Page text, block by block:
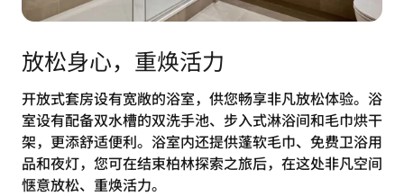
放松身心，重焕活力
开放式套房设有宽敞的浴室，供您畅享非凡放松体验。浴
室设有配备双水槽的双洗手池、步入式淋浴间和毛巾烘干
架，更添舒适便利。浴室内还提供蓬软毛巾、免费卫浴用
品和夜灯，您可在结束柏林探索之旅后，在这处非凡空间
惬意放松、重焕活力。